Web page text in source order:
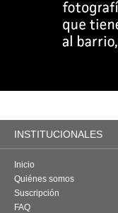
INSTITUCIONALES
Inicio
Quiénes somos
Suscripción
FAQ